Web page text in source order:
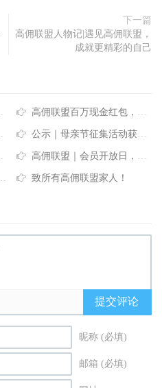
下一篇
高佣联盟人物记|遇见高佣联盟，
成就更精彩的自己
高佣联盟百万现金红包，端午节特定大礼，你确定不看看？
公示｜母亲节征集活动获奖名单
高佣联盟｜会员开放日，大咖都说了些什么？
致所有高佣联盟家人！
提交评论
昵称 (必填)
邮箱 (必填)